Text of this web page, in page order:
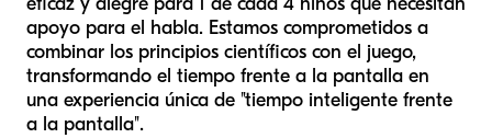
apoyo para el habla. Estamos comprometidos a
combinar los principios científicos con el juego,
transformando el tiempo frente a la pantalla en
una experiencia única de "tiempo inteligente frente
a la pantalla".